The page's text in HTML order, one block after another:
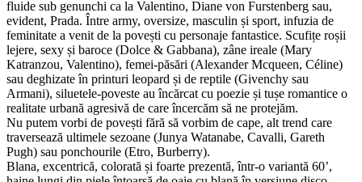
fluide sub genunchi ca la Valentino, Diane von Furstenberg sau,
evident, Prada. Între army, oversize, masculin și sport, infuzia de
feminitate a venit de la povești cu personaje fantastice. Scufițe roșii
lejere, sexy și baroce (Dolce & Gabbana), zâne ireale (Mary
Katranzou, Valentino), femei-păsări (Alexander Mcqueen, Céline)
sau deghizate în printuri leopard și de reptile (Givenchy sau
Armani), siluetele-poveste au încărcat cu poezie și tușe romantice o
realitate urbană agresivă de care încercăm să ne protejăm.
Nu putem vorbi de povești fără să vorbim de cape, alt trend care
traversează ultimele sezoane (Junya Watanabe, Cavalli, Gareth
Pugh) sau ponchourile (Etro, Burberry).
Blana, excentrică, colorată și foarte prezentă, într-o variantă 60’,